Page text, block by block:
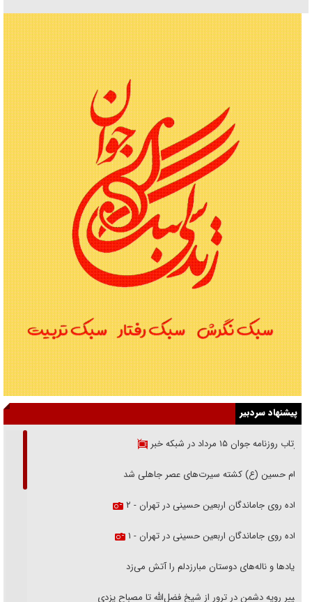
پیشنهاد سردبیر
بازتاب روزنامه جوان ۱۵ مرداد در شبکه خبر
امام حسین (ع) کشته سیرت‌های عصر جاهلی شد
پیاده روی جاماندگان اربعین حسینی در تهران - ۲
پیاده روی جاماندگان اربعین حسینی در تهران - ۱
فریاد‌ها و ناله‌های دوستان مبارزدلم را آتش می‌زد
تغییر رویه دشمن در ترور از شیخ فضل‌الله تا مصباح یزدی